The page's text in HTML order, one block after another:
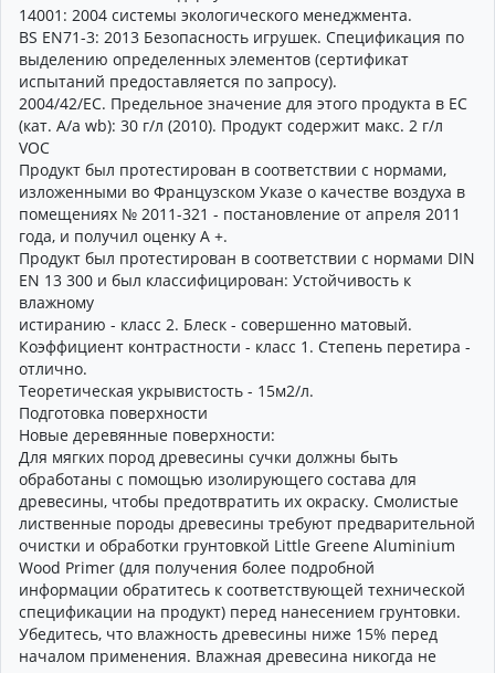
14001: 2004 системы экологического менеджмента.
BS EN71-3: 2013 Безопасность игрушек. Спецификация по
выделению определенных элементов (сертификат
испытаний предоставляется по запросу).
2004/42/EC. Предельное значение для этого продукта в ЕС
(кат. A/a wb): 30 г/л (2010). Продукт содержит макс. 2 г/л
VOC
Продукт был протестирован в соответствии с нормами,
изложенными во Французском Указе о качестве воздуха в
помещениях № 2011-321 - постановление от апреля 2011
года, и получил оценку A +.
Продукт был протестирован в соответствии с нормами DIN
EN 13 300 и был классифицирован: Устойчивость к
влажному
истиранию - класс 2. Блеск - совершенно матовый.
Коэффициент контрастности - класс 1. Степень перетира -
отлично.
Теоретическая укрывистость - 15м2/л.
Подготовка поверхности
Новые деревянные поверхности:
Для мягких пород древесины сучки должны быть
обработаны с помощью изолирующего состава для
древесины, чтобы предотвратить их окраску. Смолистые
лиственные породы древесины требуют предварительной
очистки и обработки грунтовкой Little Greene Aluminium
Wood Primer (для получения более подробной
информации обратитесь к соответствующей технической
спецификации на продукт) перед нанесением грунтовки.
Убедитесь, что влажность древесины ниже 15% перед
началом применения. Влажная древесина никогда не